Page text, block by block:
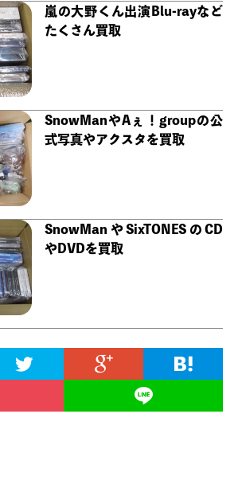
嵐の大野くん出演Blu-rayなど
たくさん買取
SnowManやAぇ！groupの公
式写真やアクスタを買取
SnowManやSixTONESのCD
やDVDを買取